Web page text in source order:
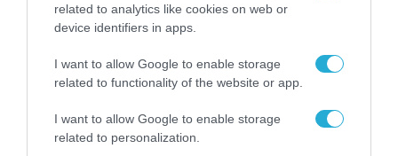
related to analytics like cookies on web or
device identifiers in apps.
I want to allow Google to enable storage
related to functionality of the website or app.
I want to allow Google to enable storage
related to personalization.
04.08.2026 | 15:02
Αυτή την ώρα το τελευταίο «αντίο» στον πρώην
υπουργό Ι.Βαρβιτσιώτη (φωτο)